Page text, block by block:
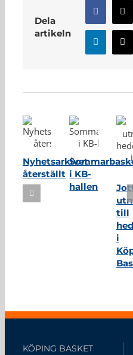
Dela
artikeln
Facebook
X
LinkedInE-
post
Nyhetsarkivet
återställt i KB-
hallen
till
i
KÖPING BASKET